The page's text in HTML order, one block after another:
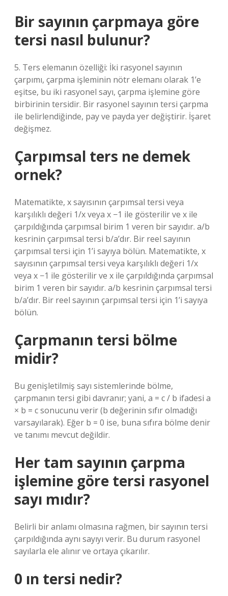
Bir sayının çarpmaya göre
tersi nasıl bulunur?
5. Ters elemanın özelliği: İki rasyonel sayının
çarpımı, çarpma işleminin nötr elemanı olarak 1’e
eşitse, bu iki rasyonel sayı, çarpma işlemine göre
birbirinin tersidir. Bir rasyonel sayının tersi çarpma
ile belirlendiğinde, pay ve payda yer değiştirir. İşaret
değişmez.
Çarpımsal ters ne demek
ornek?
Matematikte, x sayısının çarpımsal tersi veya
karşılıklı değeri 1/x veya x −1 ile gösterilir ve x ile
çarpıldığında çarpımsal birim 1 veren bir sayıdır. a/b
kesrinin çarpımsal tersi b/a’dır. Bir reel sayının
çarpımsal tersi için 1’i sayıya bölün. Matematikte, x
sayısının çarpımsal tersi veya karşılıklı değeri 1/x
veya x −1 ile gösterilir ve x ile çarpıldığında çarpımsal
birim 1 veren bir sayıdır. a/b kesrinin çarpımsal tersi
b/a’dır. Bir reel sayının çarpımsal tersi için 1’i sayıya
bölün.
Çarpmanın tersi bölme
midir?
Bu genişletilmiş sayı sistemlerinde bölme,
çarpmanın tersi gibi davranır; yani, a = c / b ifadesi a
× b = c sonucunu verir (b değerinin sıfır olmadığı
varsayılarak). Eğer b = 0 ise, buna sıfıra bölme denir
ve tanımı mevcut değildir.
Her tam sayının çarpma
işlemine göre tersi rasyonel
sayı mıdır?
Belirli bir anlamı olmasına rağmen, bir sayının tersi
çarpıldığında aynı sayıyı verir. Bu durum rasyonel
sayılarla ele alınır ve ortaya çıkarılır.
0 ın tersi nedir?